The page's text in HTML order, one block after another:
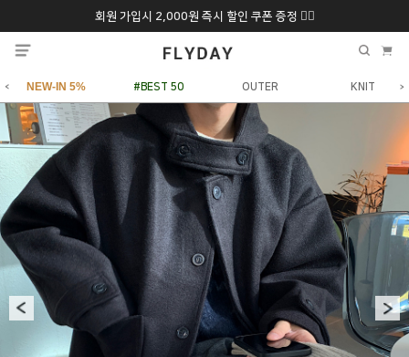
회원 가입시 2,000원 즉시 할인 쿠폰 증정 ❤️‍🔥
추석 특별 할인 10~20% 9/6 화 ~ 9/12월
NEW-IN 5% #BEST 50 OUTER KNIT